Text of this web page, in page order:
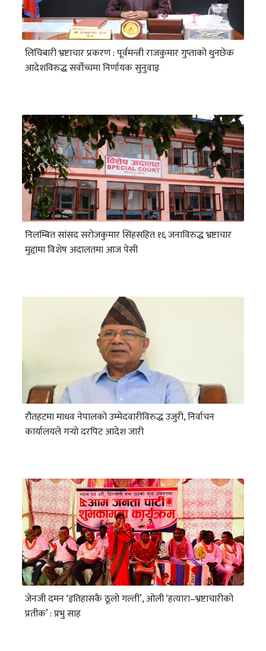
लिचिबारी भ्रष्टाचार प्रकरण : पूर्वमन्त्री राजकुमार गुप्ताको थुनछेक
आदेशविरुद्ध सर्वोच्चमा निर्णायक सुनुवाइ
निलम्बित सांसद सरोजकुमार सिंहसहित १६ जनाविरुद्ध भ्रष्टाचार
मुद्दामा विशेष अदालतमा आज पेसी
रौतहटमा माधव नेपालको उम्मेदवारीविरुद्ध उजुरी, निर्वाचन
कार्यालयले गर्‍यो दरपिट आदेश जारी
जेनजी दमन ‘इतिहासकै ठूलो गल्ती’, ओली ‘हत्यारा–भ्रष्टाचारीको
प्रतीक’ : प्रभु साह